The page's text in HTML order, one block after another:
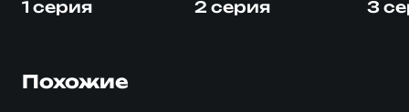
1 серия 2 серия 3
Похожие